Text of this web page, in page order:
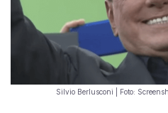
Silvio Berlusconi | Foto: